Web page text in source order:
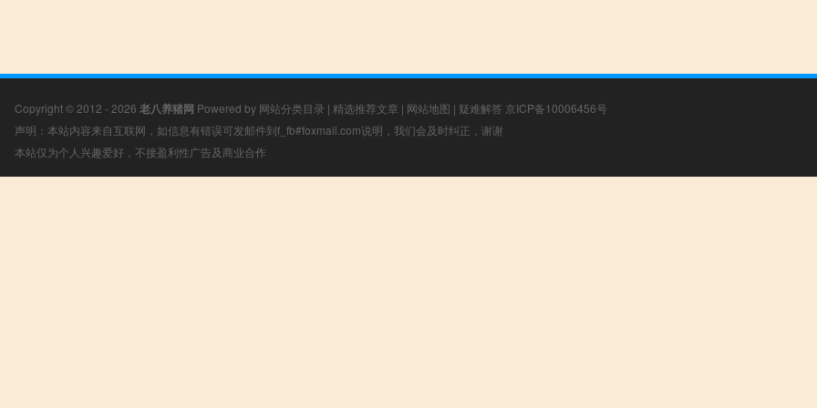
Copyright © 2012 - 2026 老八养猪网 Powered by 网站分类目录 | 精选推荐文章 | 网站地图 | 疑难解答 京ICP备10006456号
声明：本站内容来自互联网，如信息有错误可发邮件到f_fb#foxmail.com说明，我们会及时纠正，谢谢
本站仅为个人兴趣爱好，不接盈利性广告及商业合作